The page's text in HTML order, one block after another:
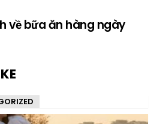
về bữa ăn hàng ngày